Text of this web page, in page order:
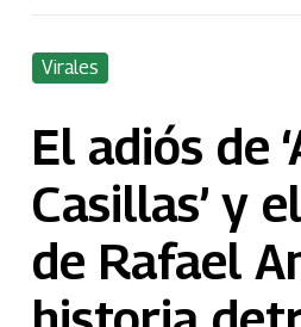
Virales
El adiós de
Casillas’ y
de Rafael